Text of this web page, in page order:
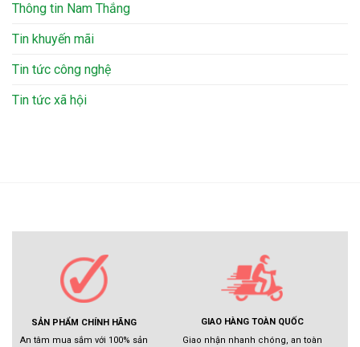
Thông tin Nam Thắng
Tin khuyến mãi
Tin tức công nghệ
Tin tức xã hội
SẢN PHẨM CHÍNH HÃNG
An tâm mua sắm với 100% sản
GIAO HÀNG TOÀN QUỐC
Giao nhận nhanh chóng, an toàn